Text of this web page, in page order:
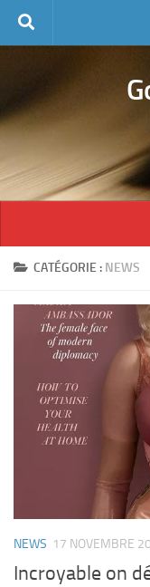
Skip to content
CATÉGORIE : NEWS
NEWS 17 NOVEMBRE
Incroyable on